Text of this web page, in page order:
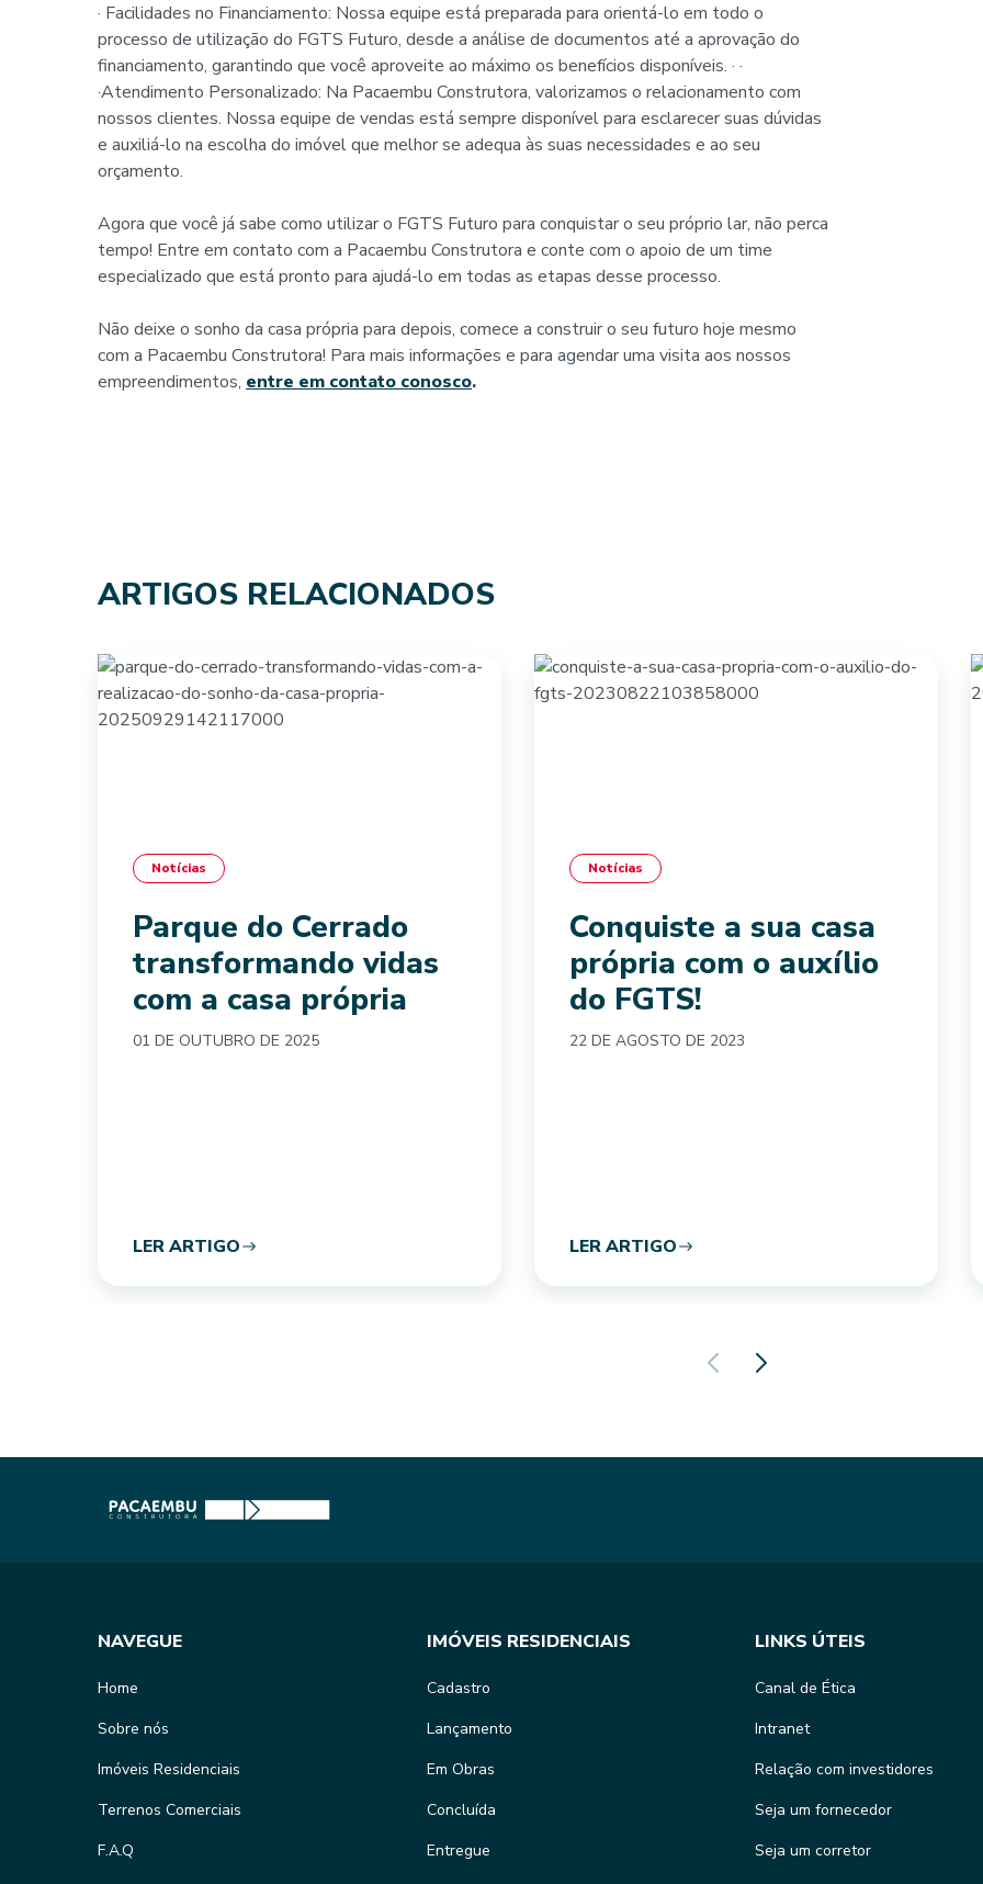
· Facilidades no Financiamento: Nossa equipe está preparada para orientá-lo em todo o
processo de utilização do FGTS Futuro, desde a análise de documentos até a aprovação do
financiamento, garantindo que você aproveite ao máximo os benefícios disponíveis. · ·
·Atendimento Personalizado: Na Pacaembu Construtora, valorizamos o relacionamento com
nossos clientes. Nossa equipe de vendas está sempre disponível para esclarecer suas dúvidas
e auxiliá-lo na escolha do imóvel que melhor se adequa às suas necessidades e ao seu
orçamento.
Agora que você já sabe como utilizar o FGTS Futuro para conquistar o seu próprio lar, não perca
tempo! Entre em contato com a Pacaembu Construtora e conte com o apoio de um time
especializado que está pronto para ajudá-lo em todas as etapas desse processo.
Não deixe o sonho da casa própria para depois, comece a construir o seu futuro hoje mesmo
com a Pacaembu Construtora! Para mais informações e para agendar uma visita aos nossos
empreendimentos, entre em contato conosco.
ARTIGOS RELACIONADOS
Notícias
Parque do Cerrado
transformando vidas
com a casa própria
01 DE OUTUBRO DE 2025
LER ARTIGO
Notícias
Conquiste a sua casa
própria com o auxílio
do FGTS!
22 DE AGOSTO DE 2023
LER ARTIGO
NAVEGUE
Home
Sobre nós
Imóveis Residenciais
Terrenos Comerciais
F.A.Q
IMÓVEIS RESIDENCIAIS
Cadastro
Lançamento
Em Obras
Concluída
Entregue
LINKS ÚTEIS
Canal de Ética
Intranet
Relação com investidores
Seja um fornecedor
Seja um corretor